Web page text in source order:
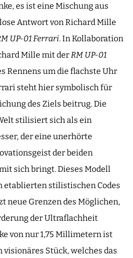
es ist eine Mischung aus
Antwort von Richard Mille
UP-01Ferrari. In Kollaboration
Mille mit derRM UP-01
Rennens um die flachste Uhr
steht hier symbolisch für
des Ziels beitrug. Die
stilisiert sich als ein
der eine unerhörte
der beiden
sich bringt. Dieses Modell
stilistischen Codes
neue Grenzen des Möglichen,
der Ultraflachheit
von nur 1,75 Millimetern ist
visionäres Stück, welches das